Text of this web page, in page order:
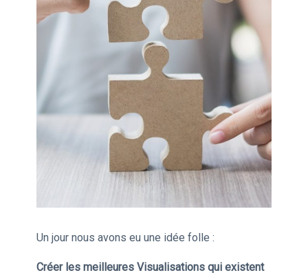
Un jour nous avons eu une idée folle :
Créer les meilleures Visualisations qui existent